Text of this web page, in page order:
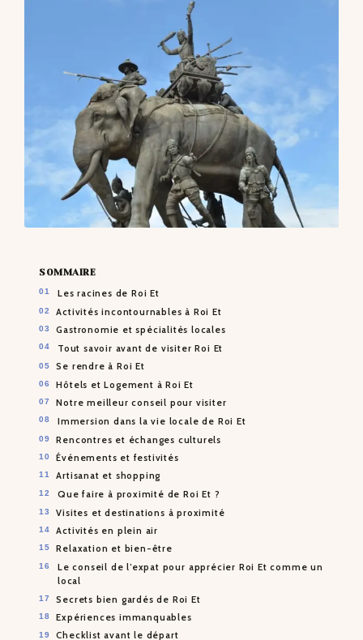
SOMMAIRE
Les racines de Roi Et
Activités incontournables à Roi Et
Gastronomie et spécialités locales
Tout savoir avant de visiter Roi Et
Se rendre à Roi Et
Hôtels et Logement à Roi Et
Notre meilleur conseil pour visiter
Immersion dans la vie locale de Roi Et
Rencontres et échanges culturels
Événements et festivités
Artisanat et shopping
Que faire à proximité de Roi Et ?
Visites et destinations à proximité
Activités en plein air
Relaxation et bien-être
Le conseil de l’expat pour apprécier Roi Et comme un
local
Secrets bien gardés de Roi Et
Expériences immanquables
Checklist avant le départ